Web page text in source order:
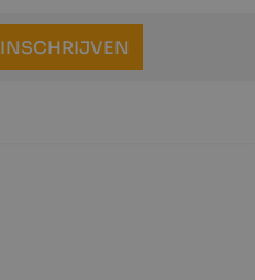
INSCHRIJVEN